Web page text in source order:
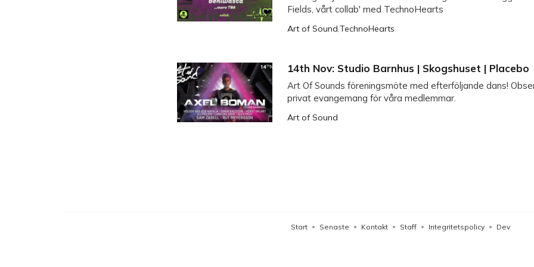
Fields, vårt collab' med TechnoHearts
Art of Sound,TechnoHearts
14th Nov: Studio Barnhus | Skogshuset | Placebo
Art Of Sounds föreningsmöte med efterföljande dans!
privat evangemang för våra medlemmar.
Art of Sound
Start • Senaste • Kontakt • Staff • Integritetspolicy • Dev